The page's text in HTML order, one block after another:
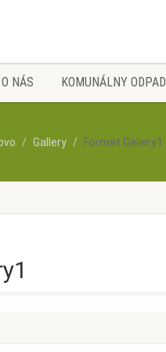
O NÁS KOMUNÁLNY ODPAD
Gallery Format Gallery1